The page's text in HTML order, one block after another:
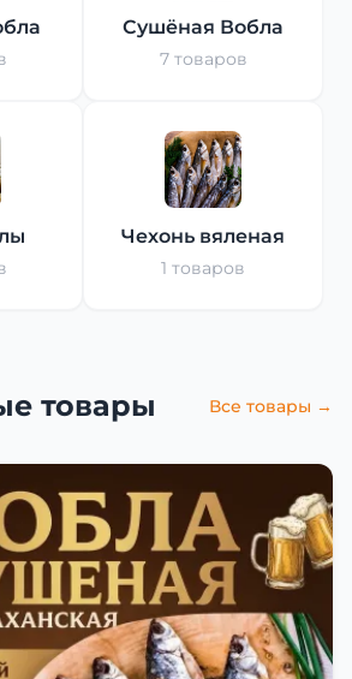
Сушёная Вобла
7 товаров
Чехонь вяленая
1 товаров
товары Все товары →